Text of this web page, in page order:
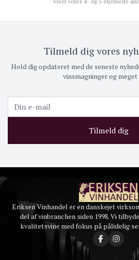
Tilmeld dig vores
Hold dig opdateret med de seneste
vinsmagninger og meget
Tilmeld dig
Eriksen Vinhandel er en danskejet
del af vinbranchen siden 1998. Vi
kvalitetsvine med fokus på pålidelig